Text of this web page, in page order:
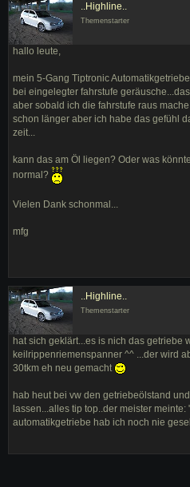
..Highline..
Themenstarter
hallo leute,
mein 5-Gang Tiptronic
bei eingelegter fahrstufe
aber sobald ich die fahrstufe raus
schon länger aber ich habe das gefühl
zeit...
kann das am Öl liegen? Oder was
normal?
Vielen Dank schonmal...
mfg
..Highline..
Themenstarter
hat sich geklärt...es is nich das getriebe
keilrippenriemenspanner ^^ ...der wird
30tkm eh neu gemacht
hab heut bei vw den getriebeölstand
lassen...alles tip top..der meister
automatikgetriebe hab ich noch nie